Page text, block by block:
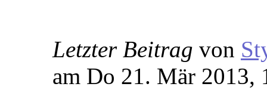
Letzter Beitrag von
am Do 21. Mär 2013,